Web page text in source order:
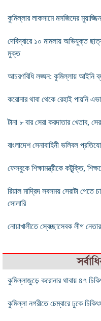
কুমিল্লার লাকসামে মসজিদের
দেবিদ্বারে ১০ মামলায় অভিযুক্ত
মুক্ত
আচরণবিধি লঙ্ঘন: কুমিল্লায় আইনি
করোনার থাবা থেকে রেহাই পায়নি
টানা ৮ বার সেরা করদাতার খেতাব,
বাংলাদেশ সেনাবাহিনী ভলিবল
ফেসবুকে শিক্ষামন্ত্রীকে কটূৃক্তি,
রিয়াল মাদ্রিদ সবসময় সেরাটা পেতে
সোলারি
নোয়াখালীতে স্বেচ্ছাসেবক লীগ
কুমিল্লাজুড়ে করোনার থাবায় ৪৭
কুমিল্লা নগরীতে চেম্বারে ঢুকে